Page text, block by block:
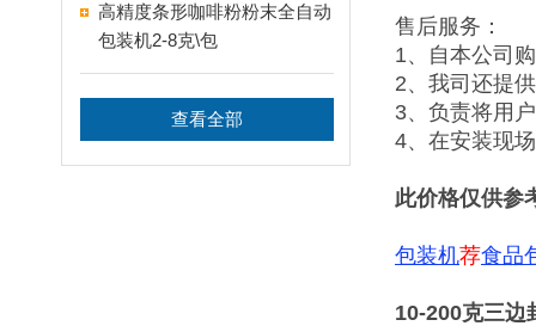
高精度条形咖啡粉粉末全自动
包装机2-8克\包
查看全部
售后服务：
1、自本公司
2、我司还提
3、负责将用
4、在安装现
此价格仅供参
包装机荐食品
10-200克三边